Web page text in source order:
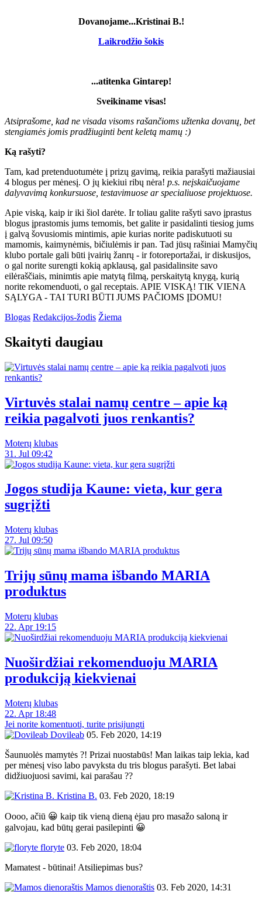
Dovanojame...Kristinai B.!
Laikrodžio šokis
...atitenka Gintarep!
Sveikiname visas!
Atsiprašome, kad ne visada visoms rašančioms užtenka dovanų, bet
stengiamės jomis pradžiuginti bent keletą mamų :)
Ką rašyti?
Tam, kad pretenduotumėte į prizų gavimą, reikia parašyti mažiausiai
4 blogus per mėnesį. O jų kiekiui ribų nėra! p.s. neįskaičuojame
dalyvavimą konkursuose, testavimuose ar specialiuose projektuose.
Apie viską, kaip ir iki šiol darėte. Ir toliau galite rašyti savo įprastus
blogus įprastomis jums temomis, bet galite ir pasidalinti tiesiog jums
į galvą šovusiomis mintimis, apie kurias norite padiskutuoti su
mamomis, kaimynėmis, bičiulėmis ir pan. Tad jūsų rašiniai Mamyčių
klubo portale gali būti įvairių žanrų - ir fotoreportažai, ir diskusijos,
o gal norite surengti kokią apklausą, gal pasidalinsite savo
eilėraščiais, minimtis apie matytą filmą, perskaitytą knygą, kurią
norite rekomenduoti, o gal receptais. APIE VISKĄ! TIK VIENA
SĄLYGA - TAI TURI BŪTI JUMS PAČIOMS ĮDOMU!
Blogas Redakcijos-žodis Žiema
Skaityti daugiau
Virtuvės stalai namų centre – apie ką
reikia pagalvoti juos renkantis?
Moterų klubas
31. Jul 09:42
Jogos studija Kaune: vieta, kur gera
sugrįžti
Moterų klubas
27. Jul 09:50
Trijų sūnų mama išbando MARIA
produktus
Moterų klubas
22. Apr 19:15
Nuoširdžiai rekomenduoju MARIA
produkciją kiekvienai
Moterų klubas
22. Apr 18:48
Jei norite komentuoti, turite prisijungti
Dovileab 05. Feb 2020, 14:19
Šaunuolės mamytės ?! Prizai nuostabūs! Man laikas taip lekia, kad
per mėnesį viso labo pavyksta du tris blogus parašyti. Bet labai
didžiuojuosi savimi, kai parašau ??
Kristina B. 03. Feb 2020, 18:19
Oooo, ačiū 😀 kaip tik vieną dieną ėjau pro masažo saloną ir
galvojau, kad būtų gerai pasilepinti 😀
floryte 03. Feb 2020, 18:04
Mamatest - būtinai! Atsiliepimas bus?
Mamos dienoraštis 03. Feb 2020, 14:31